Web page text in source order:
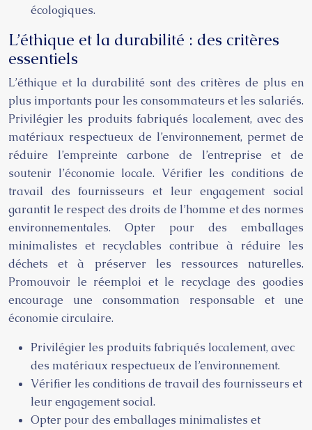
écologiques.
L’éthique et la durabilité : des critères
essentiels
L’éthique et la durabilité sont des critères de plus en
plus importants pour les consommateurs et les salariés.
Privilégier les produits fabriqués localement, avec des
matériaux respectueux de l’environnement, permet de
réduire l’empreinte carbone de l’entreprise et de
soutenir l’économie locale. Vérifier les conditions de
travail des fournisseurs et leur engagement social
garantit le respect des droits de l’homme et des normes
environnementales. Opter pour des emballages
minimalistes et recyclables contribue à réduire les
déchets et à préserver les ressources naturelles.
Promouvoir le réemploi et le recyclage des goodies
encourage une consommation responsable et une
économie circulaire.
Privilégier les produits fabriqués localement, avec
des matériaux respectueux de l’environnement.
Vérifier les conditions de travail des fournisseurs et
leur engagement social.
Opter pour des emballages minimalistes et